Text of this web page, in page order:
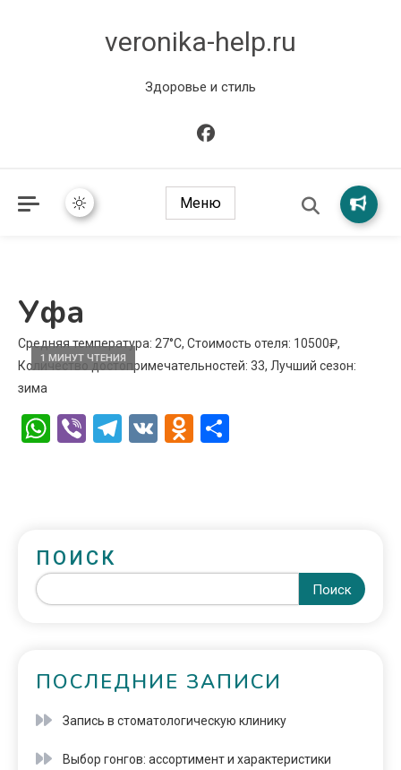
veronika-help.ru
Здоровье и стиль
Меню
Уфа
1 МИНУТ ЧТЕНИЯ
Средняя температура: 27°C, Стоимость отеля: 10500₽,
Количество достопримечательностей: 33, Лучший сезон:
зима
WhatsApp
ViberTelegram
VK Odnoklassniki
ПОИСК
Поиск
ПОСЛЕДНИЕ ЗАПИСИ
Запись в стоматологическую клинику
Выбор гонгов: ассортимент и характеристики